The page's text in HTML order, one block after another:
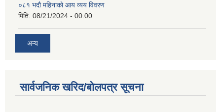
०८१ भदौ महिनाको आय व्यय विवरण
मिति: 08/21/2024 - 00:00
अन्य
सार्वजनिक खरिद/बोलपत्र सूचना